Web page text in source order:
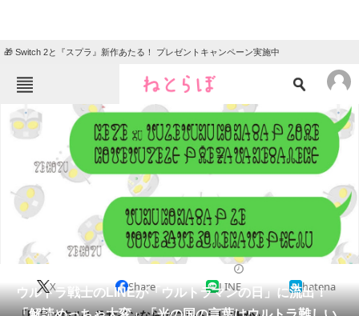
🎁 Switch 2と『スプラ』新作あたる！ プレゼントキャンペーン実施中
ねとらぼメニュー
TOP ニュース
エンタメ クイズ
グルメ 地域
教育・育児
動物 リサーチ
会員記事
ウルトラ戦士のLINEが「ウルトラマンの日」に流出！
X Share LINE hatena